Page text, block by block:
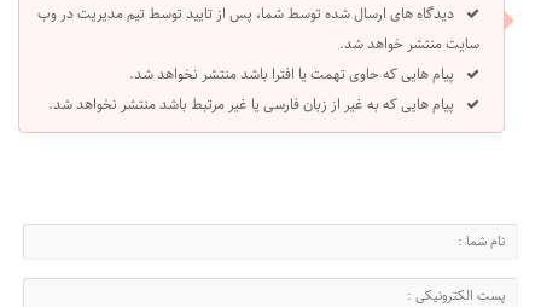
دیدگاه های ارسال شده توسط شما، پس از تایید توسط تیم مدیریت در وب
سایت منتشر خواهد شد.
پیام هایی که حاوی تهمت یا افترا باشد منتشر نخواهد شد.
پیام هایی که به غیر از زبان فارسی یا غیر مرتبط باشد منتشر نخواهد شد.